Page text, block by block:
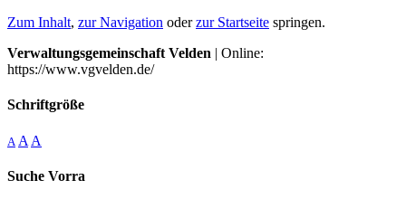
Zum Inhalt, zur Navigation oderzur Startseite springen.
Verwaltungsgemeinschaft Velden | Online:
https://www.vgvelden.de/
Schriftgröße
A A A
Suche Vorra